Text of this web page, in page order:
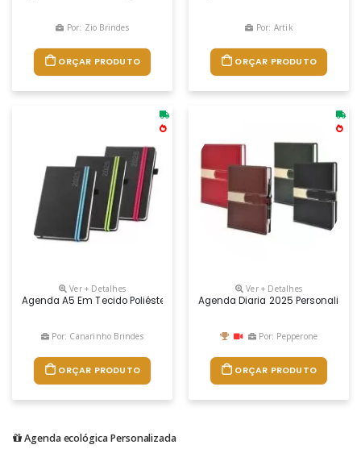
Por: Zio Brindes
ORÇAR PRODUTO
Por: Artik
ORÇAR PRODUTO
Ver + Detalhes
Agenda A5 Em Tecido Poliéster. Está Organizada Num Plano Diário.
Por: Canarinho Brindes
ORÇAR PRODUTO
Ver + Detalhes
Agenda Diaria 2025
Por: Pepperone
ORÇAR PRODUTO
Agenda ecológica Personalizada